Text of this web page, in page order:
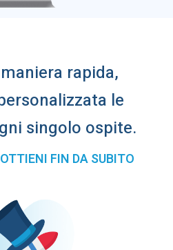
rapida,
le
singolo ospite.
FIN DA SUBITO